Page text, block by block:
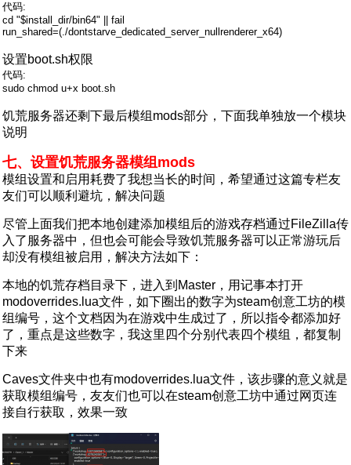
代码:
cd "$install_dir/bin64" || fail
run_shared=(./dontstarve_dedicated_server_nullrenderer_x64)
设置boot.sh权限
代码:
sudo chmod u+x boot.sh
饥荒服务器还剩下最后模组mods部分，下面我单独放一个模块
说明
七、设置饥荒服务器模组mods
模组设置和启用耗费了我想当长的时间，希望通过这篇专栏友
友们可以顺利避坑，解决问题
尽管上面我们把本地创建添加模组后的游戏存档通过FileZilla传
入了服务器中，但也会可能会导致饥荒服务器可以正常游玩后
却没有模组被启用，解决方法如下：
本地的饥荒存档目录下，进入到Master，用记事本打开
modoverrides.lua文件，如下圈出的数字为steam创意工坊的模
组编号，这个文档因为在游戏中生成过了，所以指令都添加好
了，重点是这些数字，我这里四个分别代表四个模组，都复制
下来
Caves文件夹中也有modoverrides.lua文件，该步骤的意义就是
获取模组编号，友友们也可以在steam创意工坊中通过网页连
接自行获取，效果一致